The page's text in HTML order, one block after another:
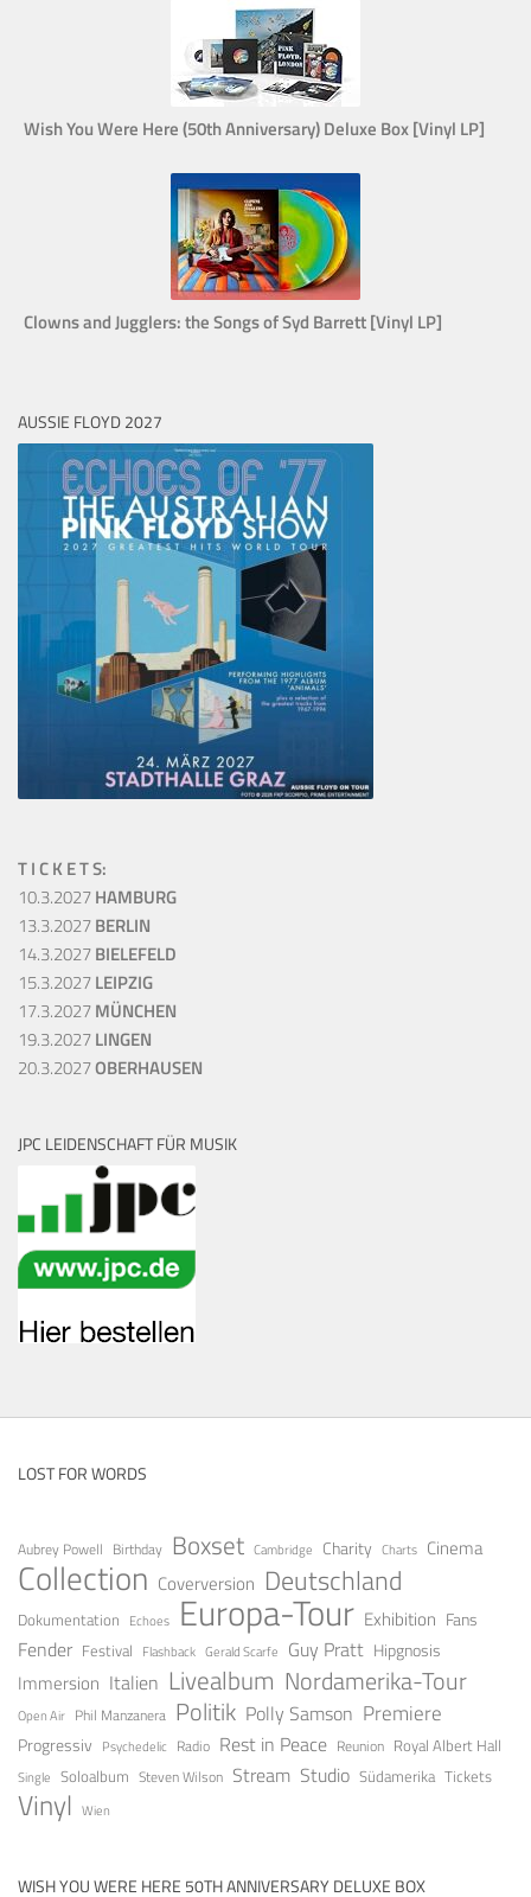
Wish You Were Here (50th Anniversary) Deluxe Box [Vinyl LP]
Clowns and Jugglers: the Songs of Syd Barrett [Vinyl LP]
AUSSIE FLOYD 2027
T I C K E T S:
10.3.2027HAMBURG
13.3.2027BERLIN
14.3.2027BIELEFELD
15.3.2027LEIPZIG
17.3.2027MÜNCHEN
19.3.2027LINGEN
20.3.2027OBERHAUSEN
JPC LEIDENSCHAFT FÜR MUSIK
LOST FOR WORDS
Aubrey Powell Birthday Boxset Cambridge Charity Charts Cinema
Collection Coverversion Deutschland
Dokumentation Echoes Europa-Tour Exhibition Fans
Fender Festival Flashback Gerald Scarfe Guy Pratt Hipgnosis
Immersion Italien Livealbum Nordamerika-Tour
Open Air Phil Manzanera Politik Polly Samson Premiere
Progressiv Psychedelic Radio Rest in Peace Reunion Royal Albert Hall
Single Soloalbum Steven Wilson Stream Studio Südamerika Tickets
Vinyl Wien
WISH YOU WERE HERE 50TH ANNIVERSARY DELUXE BOX